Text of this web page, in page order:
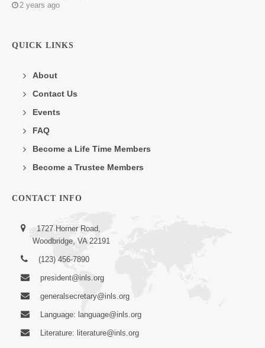
2 years ago
QUICK LINKS
About
Contact Us
Events
FAQ
Become a Life Time Members
Become a Trustee Members
CONTACT INFO
1727 Horner Road,
Woodbridge, VA 22191
(123) 456-7890
president@inls.org
generalsecretary@inls.org
Language: language@inls.org
Literature: literature@inls.org